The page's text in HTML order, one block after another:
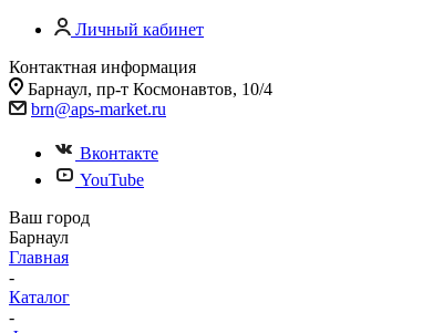
Личный кабинет
Контактная информация
Барнаул, пр-т Космонавтов, 10/4
brn@aps-market.ru
Вконтакте
YouTube
Ваш город
Барнаул
Главная
-
Каталог
-